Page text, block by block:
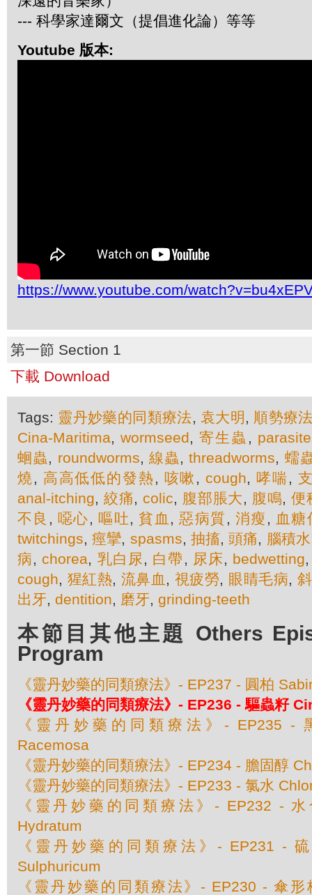
--- 科學家達爾文（提倡進化論）等等
Youtube 版本:
https://www.youtube.com/
第一節 Section 1
下載 Download
Tags: 靈丹妙藥的同類療法, 袁大明 , 順勢療
Cina-Maritima,wormseed,寄生蟲 ,
蛔蟲, roundworms, 線蟲,threadworms, 蠕
燒 , 高高低低的發熱 , 咳嗽 , cough, 哮喘,
anal-itching, 絞痛, colic, 腹部脹大, 腹鳴,便
不良 , 噁心, 嘔吐,貧血 ,惡病質, 消瘦 , 血糖
twitchings,痙攣, spasms, 抽搐,頭痛, 腦積水
病, chorea, 乳白尿 , 白帶 , 尿床, bedwetting
cough, 猩紅熱, 流鼻血 , 視疲勞, 眼睛毛病,
出牙, dentition, 磨牙, grinding-teeth
本節目其他主題 Others
Program
《靈丹妙藥的同類療法》- EP237 - 圓柏
《靈丹妙藥的同類療法》- EP236 - 驅蟲籽
《靈丹妙藥的同類療法》- EP235 -
Racemosa
《靈丹妙藥的同類療法》- EP234 - 膽固醇
《靈丹妙藥的同類療法》- EP233 - 氯水
《靈丹妙藥的同類療法》- EP232 - 水
Hydratum
《靈丹妙藥的同類療法》- EP231 -
Sulphuricum
《靈丹妙藥的同類療法》- EP230 - 傘形